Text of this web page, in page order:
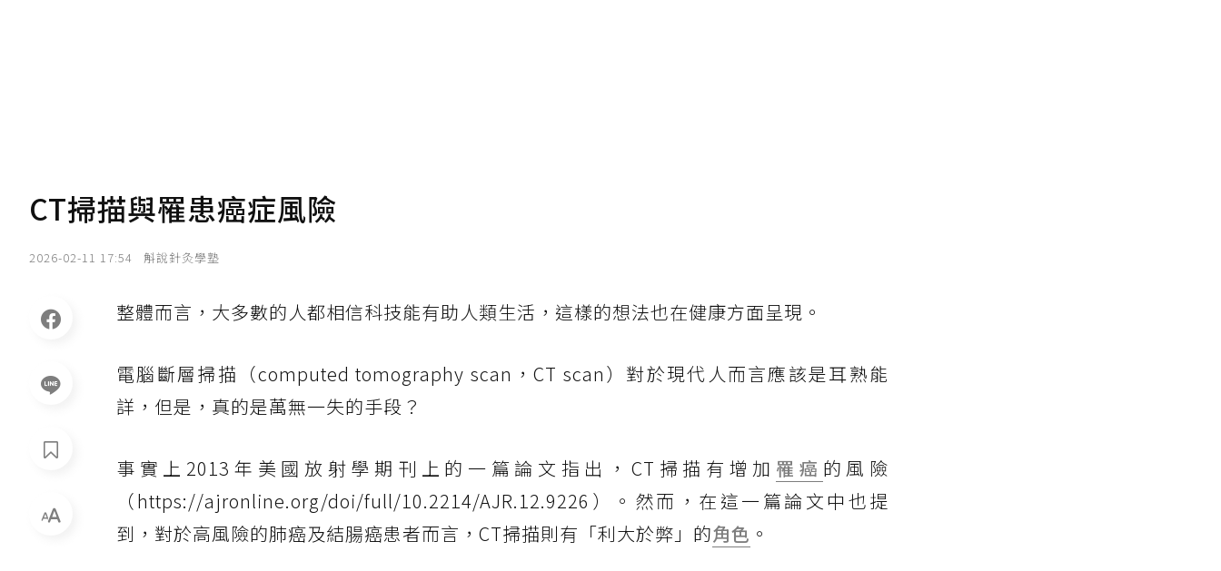
CT掃描與罹患癌症風險
2026-02-11 17:54 斛說針灸學塾
整體而言，大多數的人都相信科技能有助人類生活，這樣的想法也在健康方面呈現。
電腦斷層掃描（computed tomography scan，CT scan）對於現代人而言應該是耳熟能
詳，但是，真的是萬無一失的手段？
事實上2013年美國放射學期刊上的一篇論文指出，CT掃描有增加 罹癌 的風險
（https://ajronline.org/doi/full/10.2214/AJR.12.9226）。然而，在這一篇論文中也提
到，對於高風險的肺癌及結腸癌患者而言，CT掃描則有「利大於弊」的角色 。